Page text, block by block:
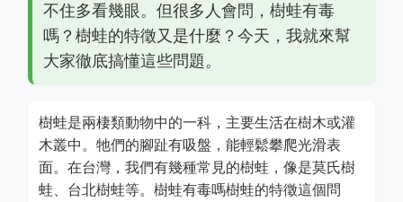
不住多看幾眼。但很多人會問，樹蛙有毒
嗎？樹蛙的特徵又是什麼？今天，我就來幫
大家徹底搞懂這些問題。
樹蛙是兩棲類動物中的一科，主要生活在樹木或灌
木叢中。牠們的腳趾有吸盤，能輕鬆攀爬光滑表
面。在台灣，我們有幾種常見的樹蛙，像是莫氏樹
蛙、台北樹蛙等。樹蛙有毒嗎樹蛙的特徵這個問